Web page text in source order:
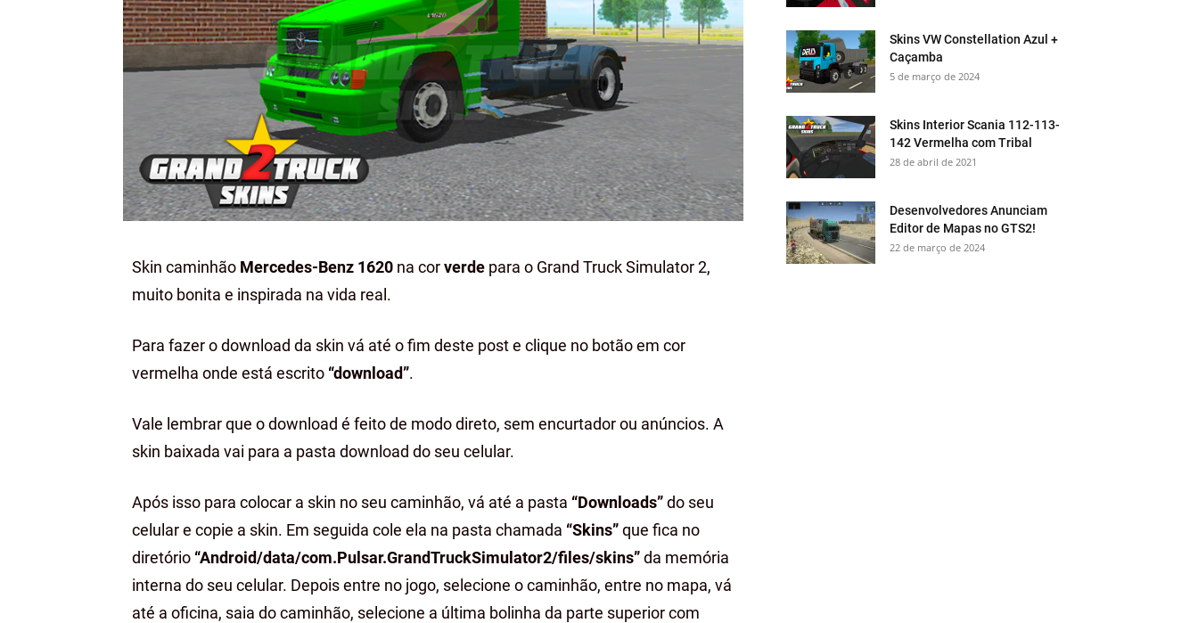
Skin caminhão Mercedes-Benz 1620 na corverde para o Grand Truck Simulator 2,
muito bonita e inspirada na vida real.
Para fazer o download da skin vá até o fim deste post e clique no botão em cor
vermelha onde está escrito “download”.
Vale lembrar que o download é feito de modo direto, sem encurtador ou anúncios. A
skin baixada vai para a pasta download do seu celular.
Após isso para colocar a skin no seu caminhão, vá até a pasta “Downloads”do seu
celular e copie a skin. Em seguida cole ela na pasta chamada “Skins”que fica no
diretório “Android/data/com.Pulsar.GrandTruckSimulator2/files/skins”da memória
interna do seu celular. Depois entre no jogo, selecione o caminhão, entre no mapa, vá
até a oficina, saia do caminhão, selecione a última bolinha da parte superior com
Skins VW Constellation Azul +
Caçamba
5 de março de 2024
Skins Interior Scania 112-113-
142 Vermelha com Tribal
28 de abril de 2021
Desenvolvedores Anunciam
Editor de Mapas no GTS2!
22 de março de 2024